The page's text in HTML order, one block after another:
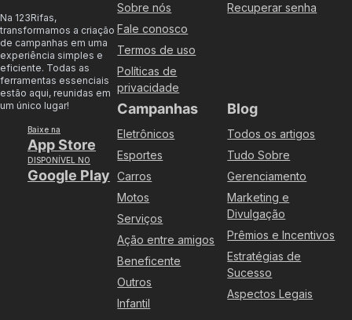
Na 123Rifas,
transformamos a criação
de campanhas em uma
experiência simples e
eficiente. Todas as
ferramentas essenciais
estão aqui, reunidas em
um único lugar!
Baixe na
App Store
DISPONÍVEL NO
Google Play
Sobre nós
Fale conosco
Termos de uso
Políticas de
privacidade
Recuperar senha
Campanhas
Eletrônicos
Esportes
Carros
Motos
Serviços
Ação entre amigos
Beneficente
Outros
Infantil
Blog
Todos os artigos
Tudo Sobre
Gerenciamento
Marketing e
Divulgação
Prêmios e Incentivos
Estratégias de
Sucesso
Aspectos Legais